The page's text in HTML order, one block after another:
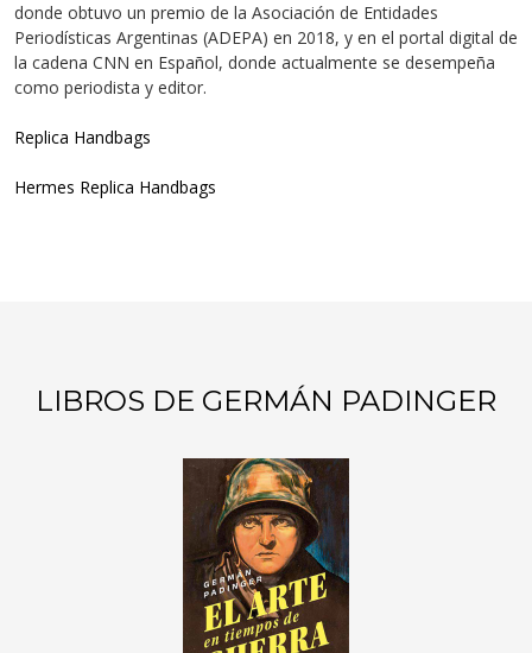
donde obtuvo un premio de la Asociación de Entidades
Periodísticas Argentinas (ADEPA) en 2018, y en el portal digital de
la cadena CNN en Español, donde actualmente se desempeña
como periodista y editor.
Replica Handbags
Hermes Replica Handbags
LIBROS DE GERMÁN PADINGER